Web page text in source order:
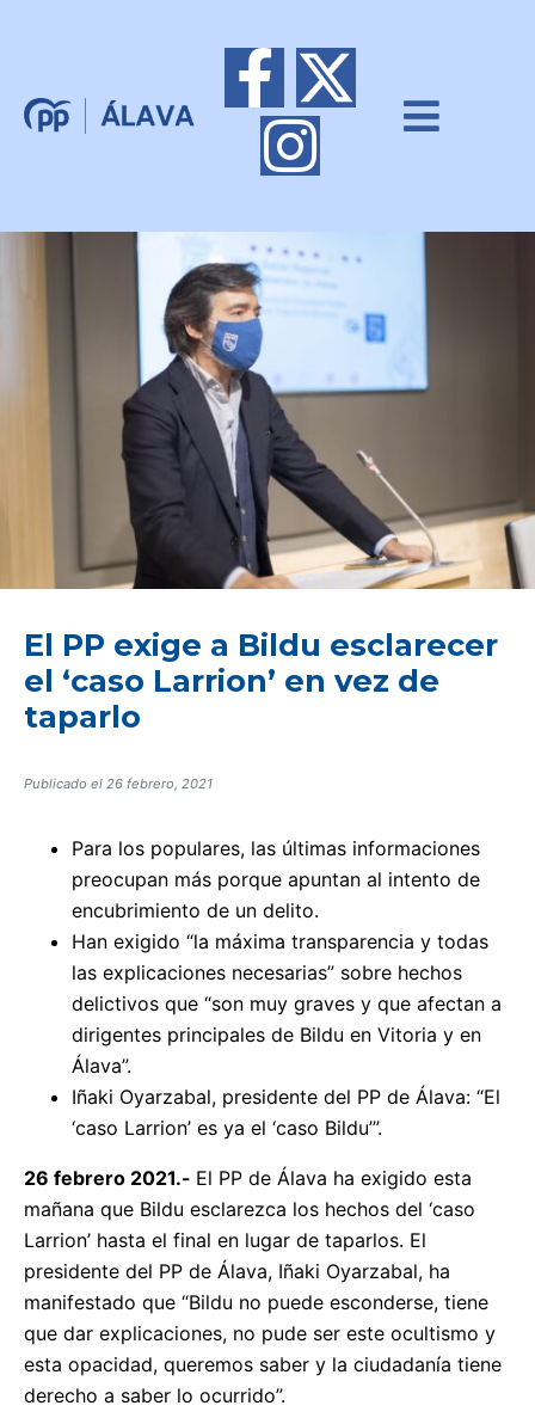
Publicado el 26 febrero, 2021
El PP exige a Bildu esclarecer
el ‘caso Larrion’ en vez de
taparlo
Para los populares, las últimas informaciones
preocupan más porque apuntan al intento de
encubrimiento de un delito.
Han exigido “la máxima transparencia y todas
las explicaciones necesarias” sobre hechos
delictivos que “son muy graves y que afectan a
dirigentes principales de Bildu en Vitoria y en
Álava”.
Iñaki Oyarzabal, presidente del PP de Álava: “El
‘caso Larrion’ es ya el ‘caso Bildu’”.
26 febrero 2021.- El PP de Álava ha exigido esta
mañana que Bildu esclarezca los hechos del ‘caso
Larrion’ hasta el final en lugar de taparlos. El
presidente del PP de Álava, Iñaki Oyarzabal, ha
manifestado que “Bildu no puede esconderse, tiene
que dar explicaciones, no pude ser este ocultismo y
esta opacidad, queremos saber y la ciudadanía tiene
derecho a saber lo ocurrido”.